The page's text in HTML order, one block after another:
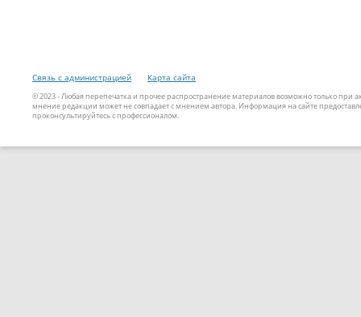
Связь с администрацией Карта сайта
© 2023 - Любая перепечатка и прочее распространение материалов возможно только
мнение редакции может не совпадает с мнением автора. Информация на сайте
проконсультируйтесь с профессионалом.